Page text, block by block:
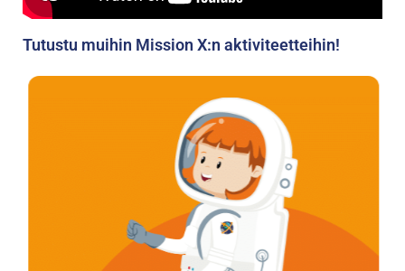
Tutustu muihin Mission X:n aktiviteetteihin!